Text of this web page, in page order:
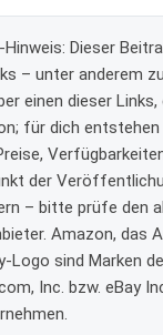
Dieser
– unter anderem
einen dieser
für dich entstehen
der
– bitte prüfe den
Amazon, das
Logo sind Marken
Inc. bzw. eBay